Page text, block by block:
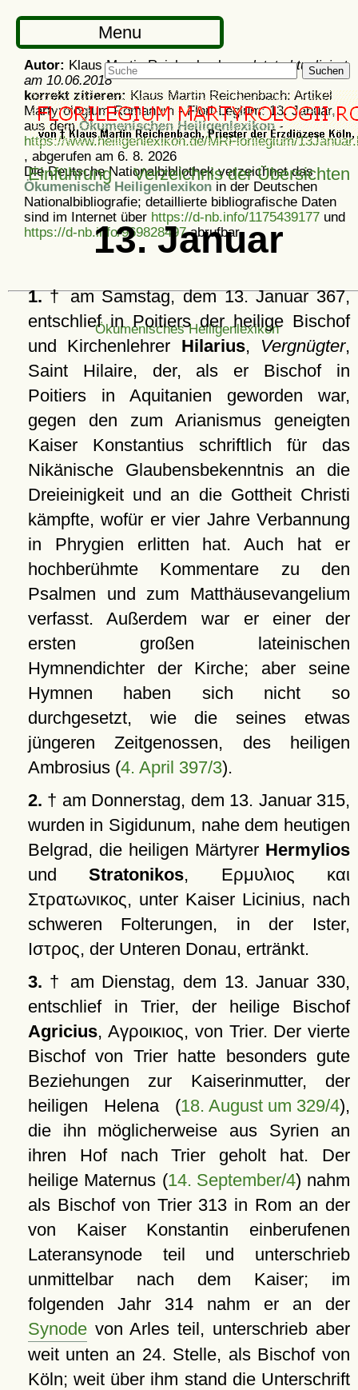
Menu
Suchen
Einführung Verzeichnis der Übersichten
13. Januar
1.† am Samstag, dem 13. Januar 367,
entschlief in Poitiers der heilige Bischof
und Kirchenlehrer Hilarius, Vergnügter,
Saint Hilaire, der, als er Bischof in
Poitiers in Aquitanien geworden war,
gegen den zum Arianismus geneigten
Kaiser Konstantius schriftlich für das
Nikänische Glaubensbekenntnis an die
Dreieinigkeit und an die Gottheit Christi
kämpfte, wofür er vier Jahre Verbannung
in Phrygien erlitten hat. Auch hat er
hochberühmte Kommentare zu den
Psalmen und zum Matthäusevangelium
verfasst. Außerdem war er einer der
ersten großen lateinischen
Hymnendichter der Kirche; aber seine
Hymnen haben sich nicht so
durchgesetzt, wie die seines etwas
jüngeren Zeitgenossen, des heiligen
Ambrosius (4. April 397/3).
2. † am Donnerstag, dem 13. Januar 315,
wurden in Sigidunum, nahe dem heutigen
Belgrad, die heiligen Märtyrer Hermylios
undStratonikos, Ερμυλιος και
Στρατωνικος, unter Kaiser Licinius, nach
schweren Folterungen, in der Ister,
Ιστρος, der Unteren Donau, ertränkt.
3. † am Dienstag, dem 13. Januar 330,
entschlief in Trier, der heilige Bischof
Agricius,Αγροικιος, von Trier. Der vierte
Bischof von Trier hatte besonders gute
Beziehungen zur Kaiserinmutter, der
heiligen Helena (18. August um 329/4),
die ihn möglicherweise aus Syrien an
ihren Hof nach Trier geholt hat. Der
heilige Maternus (14. September/4) nahm
als Bischof von Trier 313 in Rom an der
von Kaiser Konstantin einberufenen
Lateransynode teil und unterschrieb
unmittelbar nach dem Kaiser; im
folgenden Jahr 314 nahm er an der
Synodevon Arles teil, unterschrieb aber
weit unten an 24. Stelle, als Bischof von
Köln; weit über ihm stand die Unterschrift
Autor: Klaus Martin Reichenbach -zuletzt aktualisiert
am 10.06.2018
korrekt zitieren:Klaus Martin Reichenbach: Artikel
Martyrologium Romanum - Flori-Legium: 13. Januar,
aus demÖkumenischen Heiligenlexikon-
https://www.heiligenlexikon.de/MRFlorilegium/
, abgerufen am 6. 8. 2026
Die Deutsche Nationalbibliothek verzeichnet das
Ökumenische Heiligenlexikon in der Deutschen
Nationalbibliografie; detaillierte bibliografische Daten
sind im Internet über https://d-nb.info/1175439177 und
https://d-nb.info/969828497abrufbar.
Ökumenisches Heiligenlexikon